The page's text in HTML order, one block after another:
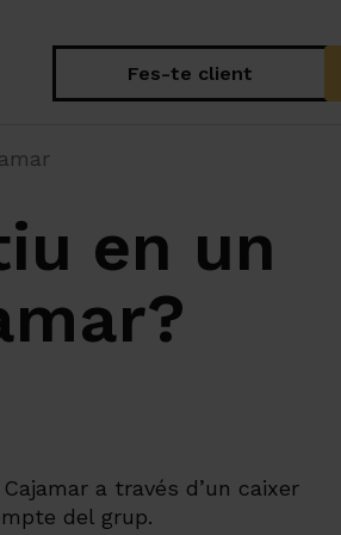
Fes-te client
en un
a través d’un caixer
del grup.